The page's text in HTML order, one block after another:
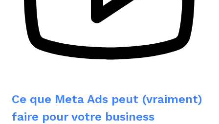
Ce que Meta Ads peut (vraiment)
faire pour votre business